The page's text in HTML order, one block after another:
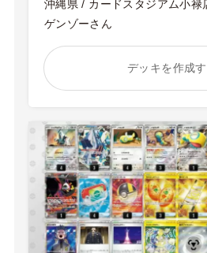
沖縄県 / カードスタジアム小禄
ゲンゾーさん
デッキを作成